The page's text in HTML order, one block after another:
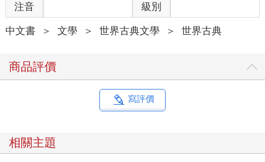
説。
原木於湖水裡浸洗。烈日下艾迪和比利．泰伯蕭滿頭大汗，持續
在滾木鉤上施力。迪克跪在沙地上，仔細讀起原木底端的鑿痕標
褲子膝蓋的沙。
醫生相當不自在。
「不要生氣嘛，醫生。」迪克說:「不用生氣。我根本不在乎你偷
了誰的原木。這都跟我無關。」
去。」醫生面紅耳赤地説。
「不要氣昏頭就亂講話啦，醫生。」迪克說。他朝原木吐了口菸
注音 級別
中文書 ＞ 文學 ＞ 世界古典文學 ＞ 世界古典
商品評價
寫評價
相關主題